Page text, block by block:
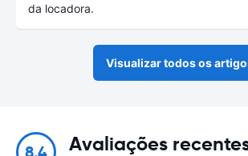
da locadora.
Visualizar todos os
Avaliações